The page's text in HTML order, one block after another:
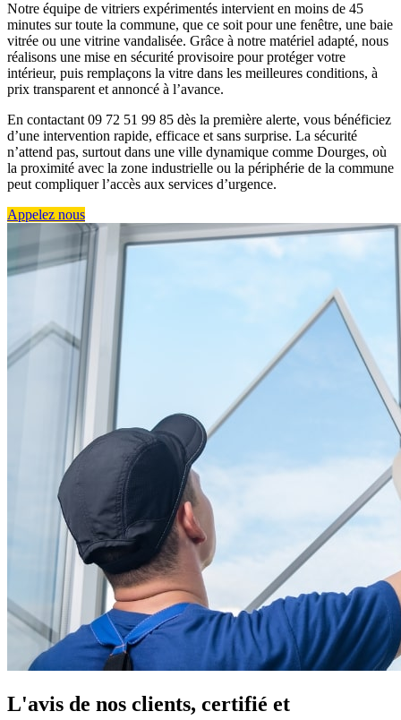
Notre équipe de vitriers expérimentés intervient en moins de 45
minutes sur toute la commune, que ce soit pour une fenêtre, une baie
vitrée ou une vitrine vandalisée. Grâce à notre matériel adapté, nous
réalisons une mise en sécurité provisoire pour protéger votre
intérieur, puis remplaçons la vitre dans les meilleures conditions, à
prix transparent et annoncé à l’avance.
En contactant 09 72 51 99 85 dès la première alerte, vous bénéficiez
d’une intervention rapide, efficace et sans surprise. La sécurité
n’attend pas, surtout dans une ville dynamique comme Dourges, où
la proximité avec la zone industrielle ou la périphérie de la commune
peut compliquer l’accès aux services d’urgence.
Appelez nous
L'avis de nos clients, certifié et